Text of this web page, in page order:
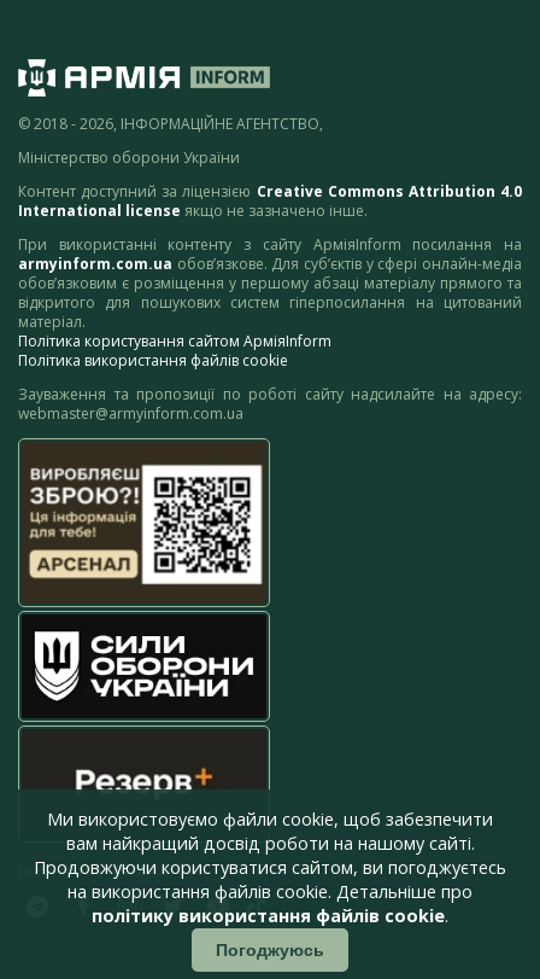
© 2018 - 2026, ІНФОРМАЦІЙНЕ АГЕНТСТВО,
Міністерство оборони України
Контент доступний за ліцензією Creative Commons Attribution 4.0
International license якщо не зазначено інше.
При використанні контенту з сайту АрміяInform посилання на
armyinform.com.ua обов’язкове. Для суб’єктів у сфері онлайн-медіа
обов’язковим є розміщення у першому абзаці матеріалу прямого та
відкритого для пошукових систем гіперпосилання на цитований
матеріал.
Політика користування сайтом АрміяInform
Політика використання файлів cookie
Зауваження та пропозиції по роботі сайту надсилайте на адресу:
webmaster@armyinform.com.ua
press@armyinform.com.ua
Ми використовуємо файли cookie, щоб забезпечити
вам найкращий досвід роботи на нашому сайті.
Продовжуючи користуватися сайтом, ви погоджуєтесь
на використання файлів cookie. Детальніше про
політику використання файлів cookie.
Погоджуюсь